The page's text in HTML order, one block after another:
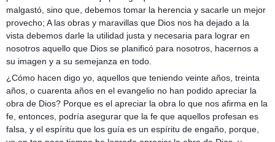
malgastó, sino que, debemos tomar la herencia y sacarle un mejor
provecho; A las obras y maravillas que Dios nos ha dejado a la
vista debemos darle la utilidad justa y necesaria para lograr en
nosotros aquello que Dios se planificó para nosotros, hacernos a
su imagen y a su semejanza en todo.
¿Cómo hacen digo yo, aquellos que teniendo veinte años, treinta
años, o cuarenta años en el evangelio no han podido apreciar la
obra de Dios? Porque es el apreciar la obra lo que nos afirma en la
fe, entonces, podría asegurar que la fe que aquellos profesan es
falsa, y el espíritu que los guía es un espíritu de engaño, porque,